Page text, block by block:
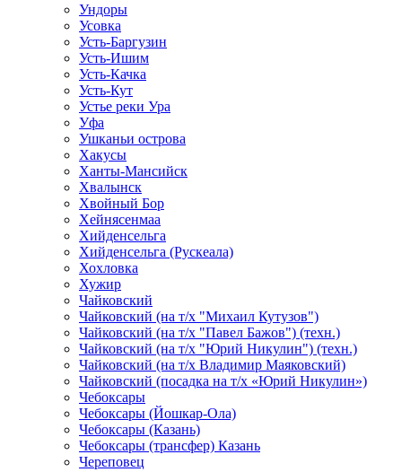
Ундоры
Усовка
Усть-Баргузин
Усть-Ишим
Усть-Качка
Усть-Кут
Устье реки Ура
Уфа
Ушканьи острова
Хакусы
Ханты-Мансийск
Хвалынск
Хвойный Бор
Хейнясенмаа
Хийденсельга
Хийденсельга (Рускеала)
Хохловка
Хужир
Чайковский
Чайковский (на т/х "Михаил Кутузов")
Чайковский (на т/х "Павел Бажов") (техн.)
Чайковский (на т/х "Юрий Никулин") (техн.)
Чайковский (на т/х Владимир Маяковский)
Чайковский (посадка на т/х «Юрий Никулин»)
Чебоксары
Чебоксары (Йошкар-Ола)
Чебоксары (Казань)
Чебоксары (трансфер) Казань
Череповец